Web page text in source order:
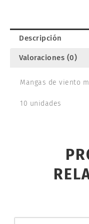
cantidad
Descripción
Valoraciones (0)
Mangas de viento
10 unidades